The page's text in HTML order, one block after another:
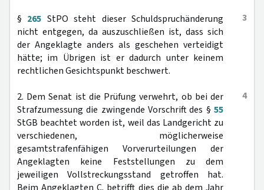
3
§ 265 StPO steht dieser Schuldspruchänderung
nicht entgegen, da auszuschließen ist, dass sich
der Angeklagte anders als geschehen verteidigt
hätte; im Übrigen ist er dadurch unter keinem
rechtlichen Gesichtspunkt beschwert.
4
2. Dem Senat ist die Prüfung verwehrt, ob bei der
Strafzumessung die zwingende Vorschrift des § 55
StGB beachtet worden ist, weil das Landgericht zu
verschiedenen, möglicherweise
gesamtstrafenfähigen Vorverurteilungen der
Angeklagten keine Feststellungen zu dem
jeweiligen Vollstreckungsstand getroffen hat.